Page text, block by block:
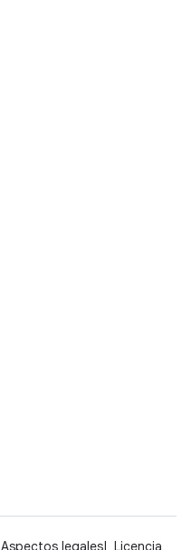
Aspectos legales Licencia